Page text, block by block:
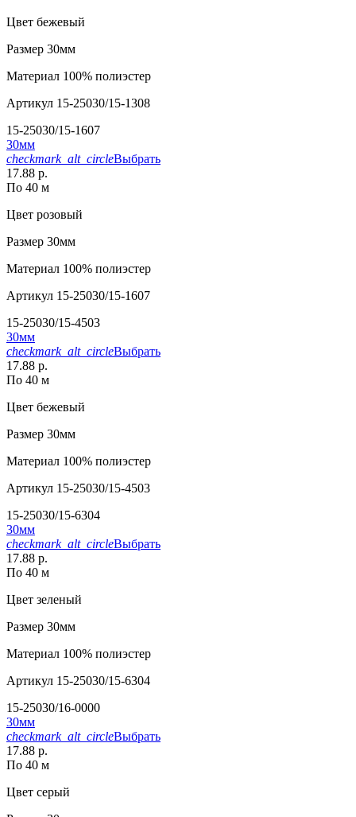
Цвет бежевый
Размер 30мм
Материал 100% полиэстер
Артикул 15-25030/15-1308
15-25030/15-1607
30мм
checkmark_alt_circleВыбрать
17.88 р.
По 40 м
Цвет розовый
Размер 30мм
Материал 100% полиэстер
Артикул 15-25030/15-1607
15-25030/15-4503
30мм
checkmark_alt_circleВыбрать
17.88 р.
По 40 м
Цвет бежевый
Размер 30мм
Материал 100% полиэстер
Артикул 15-25030/15-4503
15-25030/15-6304
30мм
checkmark_alt_circleВыбрать
17.88 р.
По 40 м
Цвет зеленый
Размер 30мм
Материал 100% полиэстер
Артикул 15-25030/15-6304
15-25030/16-0000
30мм
checkmark_alt_circleВыбрать
17.88 р.
По 40 м
Цвет серый